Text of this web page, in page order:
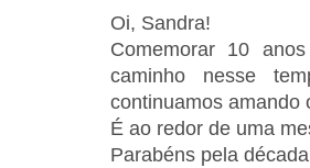
Oi, Sandra!
Comemorar 10
caminho nesse
continuamos amando
É ao redor de uma
Parabéns pela